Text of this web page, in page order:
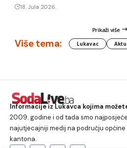
18. Jula 2026.
Prikaži više
Više tema: Lukavac
Informacije iz Lukavca kojima
2009. godine i od tada smo
najutjecajniji medij na području
kantona.